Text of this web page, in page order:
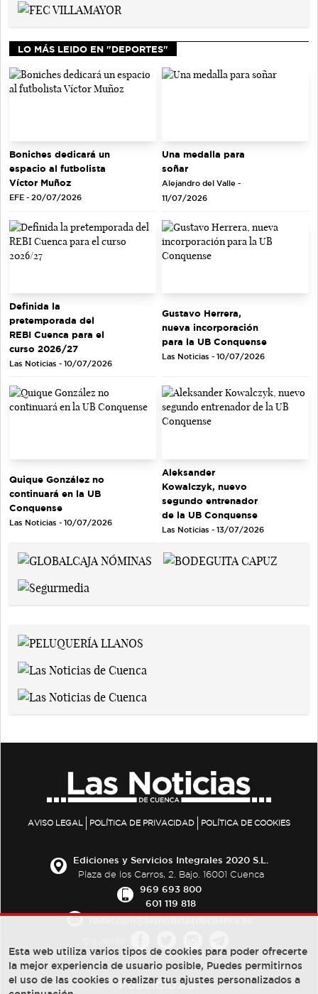
LO MÁS LEIDO EN "DEPORTES"
Boniches dedicará un
espacio al futbolista
Víctor Muñoz
EFE - 20/07/2026
Una medalla para
soñar
Alejandro del Valle -
11/07/2026
Definida la
pretemporada del
REBI Cuenca para el
curso 2026/27
Las Noticias - 10/07/2026
Gustavo Herrera,
nueva incorporación
para la UB Conquense
Las Noticias - 10/07/2026
Quique González no
continuará en la UB
Conquense
Las Noticias - 10/07/2026
Aleksander
Kowalczyk, nuevo
segundo entrenador
de la UB Conquense
Las Noticias - 13/07/2026
AVISO LEGAL POLÍTICA DE PRIVACIDAD POLÍTICA DE COOKIES
Ediciones y Servicios Integrales 2020 S.L.
Plaza de los Carros, 2. Bajo. 16001 Cuenca
969 693 800
601 119 818
PUBLICIDAD:
Esta web utiliza varios tipos de cookies para poder ofrecerte
la mejor experiencia de usuario posible, Puedes permitirnos
el uso de las cookies o realizar tus ajustes personalizados a